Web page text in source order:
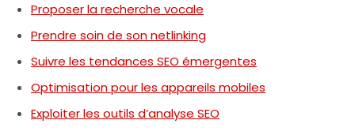
Proposer la recherche vocale
Prendre soin de son netlinking
Suivre les tendances SEO émergentes
Optimisation pour les appareils mobiles
Exploiter les outils d’analyse SEO